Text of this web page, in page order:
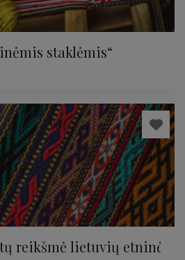
staklėmis“
reikšmė lietuvių etninėje